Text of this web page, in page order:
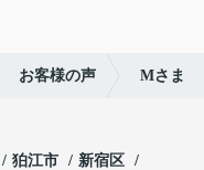
お客様の声 Mさま
狛江市
新宿区